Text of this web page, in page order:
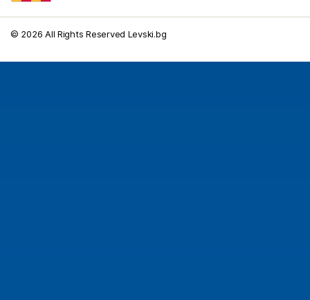
© 2026 All Rights Reserved Levski.bg